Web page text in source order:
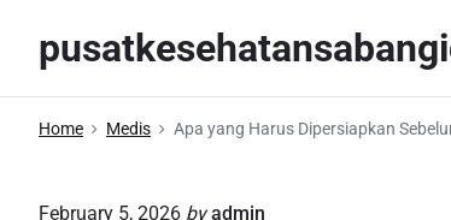
Home Medis Apa yang Harus Dipersiapkan
February 5, 2026 by admin